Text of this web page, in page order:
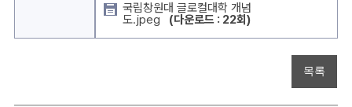
국립창원대 글로컬대학 개념
도.jpeg
(다운로드 : 22회)
목록